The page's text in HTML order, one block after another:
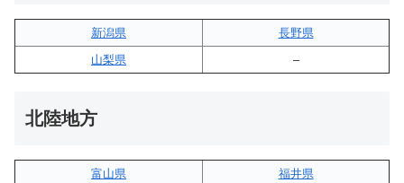
新潟県
長野県
山梨県
–
北陸地方
富山県
福井県